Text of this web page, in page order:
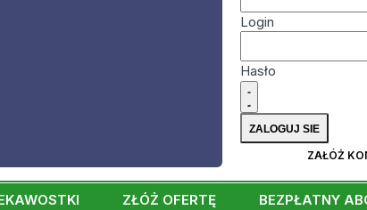
Login
Hasło
ZAŁÓŻ
ZŁÓŻ OFERTĘ BEZPŁATNY